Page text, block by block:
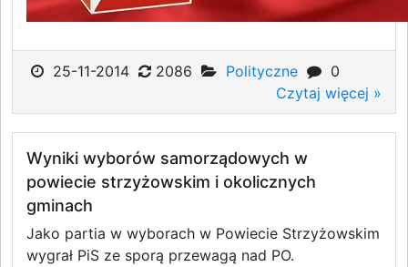
25-11-2014 2086 Polityczne
0
Czytaj więcej »
Wyniki wyborów samorządowych w
powiecie strzyżowskim i okolicznych
gminach
Jako partia w wyborach w Powiecie Strzyżowskim
wygrał PiS ze sporą przewagą nad PO.